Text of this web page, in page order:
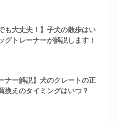
も大丈夫！】子犬の散歩はい
グトレーナーが解説します！
ナー解説】犬のクレートの正
換えのタイミングはいつ？